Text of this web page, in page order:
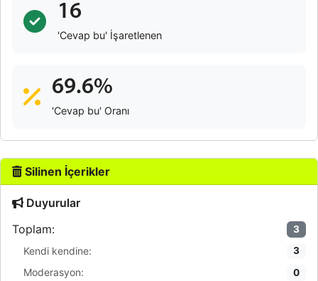
16
'Cevap bu' İşaretlenen
69.6%
'Cevap bu' Oranı
Silinen İçerikler
Duyurular
Toplam:
3
Kendi kendine: 3
Moderasyon: 0